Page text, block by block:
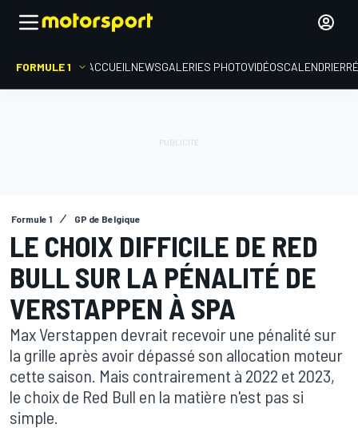
FORMULE 1 ACCUEIL NEWSGALERIES PHOTOVIDÉOSCALENDRIER
Formule 1 GP de Belgique
LE CHOIX DIFFICILE DE RED
BULL SUR LA PÉNALITÉ DE
VERSTAPPEN À SPA
Max Verstappen devrait recevoir une pénalité sur
la grille après avoir dépassé son allocation moteur
cette saison. Mais contrairement à 2022 et 2023,
le choix de Red Bull en la matière n'est pas si
simple.